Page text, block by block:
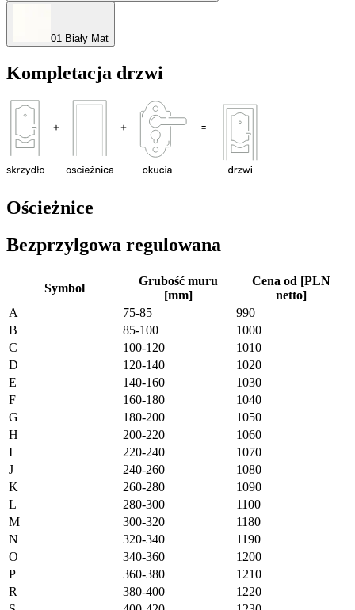
01 Biały Mat
Kompletacja drzwi
Ościeżnice
Bezprzylgowa regulowana
Symbol
Grubość muru
[mm]
Cena od [PLN
netto]
A
75-85
990
B
85-100
1000
C
100-120
1010
D
120-140
1020
E
140-160
1030
F
160-180
1040
G
180-200
1050
H
200-220
1060
I
220-240
1070
J
240-260
1080
K
260-280
1090
L
280-300
1100
M
300-320
1180
N
320-340
1190
O
340-360
1200
P
360-380
1210
R
380-400
1220